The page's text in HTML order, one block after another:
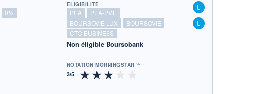
0%
ÉLIGIBILITÉ
PEA
PEA-PME
BOURSOVIE LUX
BOURSOVIE
CTO BUSINESS
Non éligible Boursobank
NOTATION MORNINGSTAR ⁽¹⁾